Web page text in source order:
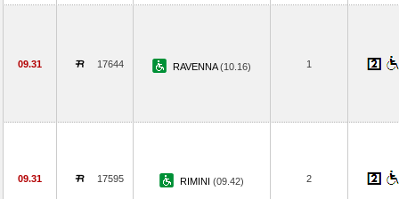
09.31 17644 RAVENNA(10.16) 1
09.31 17595 RIMINI (09.42) 2